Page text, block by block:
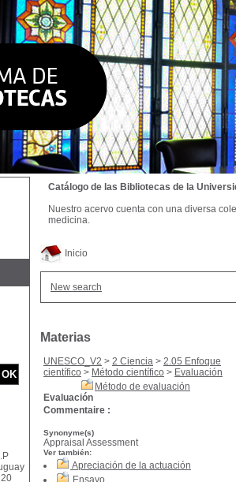
Inicio
New search
Materias
UNESCO_V2 > 2 Ciencia > 2.05 Enfoque
científico > Método científico > Evaluación
Método de evaluación
Evaluación
Commentaire :
Synonyme(s)
Appraisal Assessment
Ver también:
Apreciación de la actuación
Ensayo
Catálogo de las Bibliotecas de la
Nuestro acervo cuenta con una diversa
medicina.